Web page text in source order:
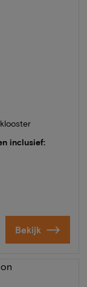
inclusief:
Bekijk